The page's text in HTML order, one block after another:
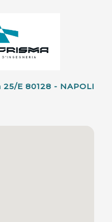
e 80128 - NAPOLI